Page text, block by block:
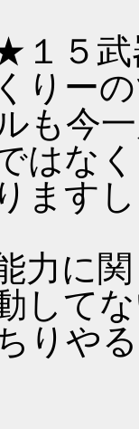
５武
りー
も今
はな
ます
力に
して
りや